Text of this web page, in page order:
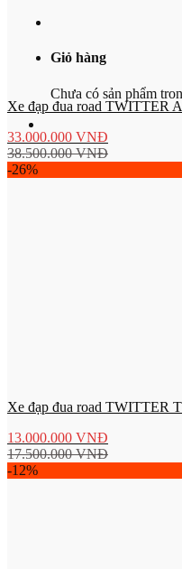
Giỏ hàng
Chưa có sản phẩm
Xe đạp đua road TWITTER
33.000.000 VNĐ
38.500.000VNĐ
-26%
Xe đạp đua road TWITTER
13.000.000 VNĐ
17.500.000VNĐ
-12%